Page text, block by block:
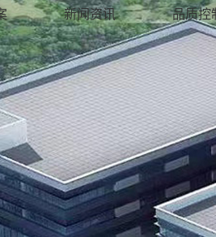
新闻资讯 品质控